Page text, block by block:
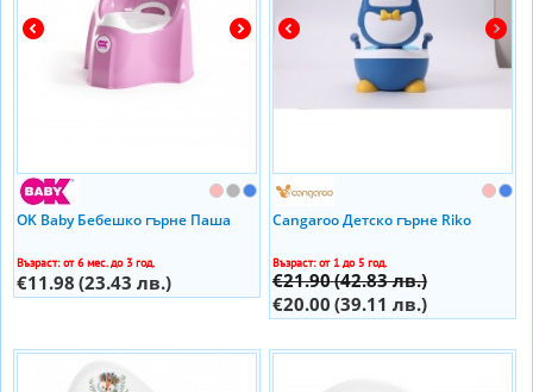
OK Baby Бебешко гърне Паша
Възраст: от 6 мес. до 3 год.
€11.98 (23.43 лв.)
Cangaroo Детско гърне Riko
Възраст: от 1 до 5 год.
€21.90(42.83 лв.)
€20.00 (39.11 лв.)